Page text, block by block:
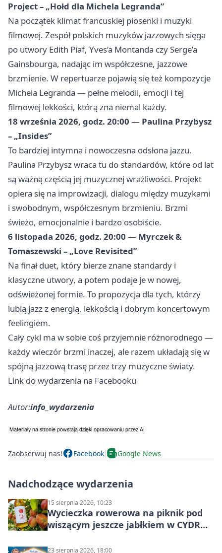
Project – „Hołd dla Michela Legranda”
Na początek klimat francuskiej piosenki i muzyki
filmowej. Zespół polskich muzyków jazzowych sięga
po utwory Edith Piaf, Yves’a Montanda czy Serge’a
Gainsbourga, nadając im współczesne, jazzowe
brzmienie. W repertuarze pojawią się też kompozycje
Michela Legranda — pełne melodii, emocji i tej
filmowej lekkości, którą zna niemal każdy.
18 września 2026, godz. 20:00 — Paulina Przybysz
– „Insides”
To bardziej intymna i nowoczesna odsłona jazzu.
Paulina Przybysz wraca tu do standardów, które od lat
są ważną częścią jej muzycznej wrażliwości. Projekt
opiera się na improwizacji, dialogu między muzykami
i swobodnym, współczesnym brzmieniu. Brzmi
świeżo, emocjonalnie i bardzo osobiście.
6 listopada 2026, godz. 20:00 — Myrczek &
Tomaszewski – „Love Revisited”
Na finał duet, który bierze znane standardy i
klasyczne utwory, a potem podaje je w nowej,
odświeżonej formie. To propozycja dla tych, którzy
lubią jazz z energią, lekkością i dobrym koncertowym
feelingiem.
Cały cykl ma w sobie coś przyjemnie różnorodnego —
każdy wieczór brzmi inaczej, ale razem układają się w
spójną jazzową trasę przez trzy muzyczne światy.
Link do wydarzenia na Facebooku
Autor:info_wydarzenia
Zaobserwuj nas! Facebook Google News
Nadchodzące wydarzenia
15 sierpnia 2026, 10:23
Wycieczka rowerowa na piknik pod
wiszącym jeszcze jabłkiem w CYDR
23 sierpnia 2026, 18:00